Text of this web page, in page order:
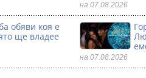
на 07.08.2026
обяви коя е
ще владее
на 07.08.2026